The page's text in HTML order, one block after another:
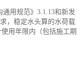
通用规范》3.1.13和新发
，稳定水头算的水荷载
用年限内（包括施工期